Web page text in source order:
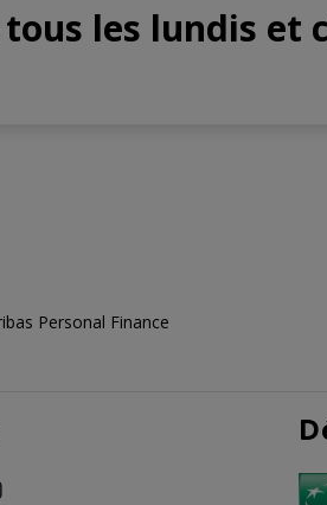
les lundis et
Personal Finance